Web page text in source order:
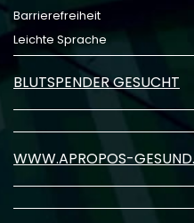
Barrierefreiheit
Leichte Sprache
BLUTSPENDER GESUCHT
WWW.APROPOS-